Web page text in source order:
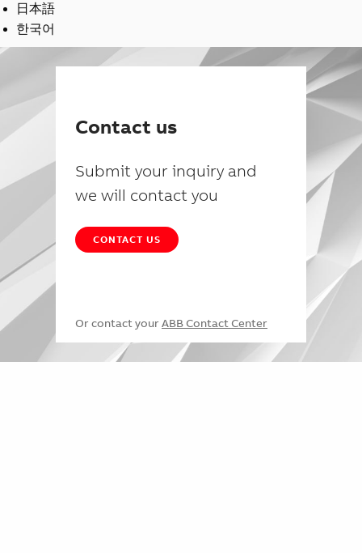
日本語
한국어
Contact us
Submit your inquiry and
we will contact you
CONTACT US
Or contact your ABB Contact Center